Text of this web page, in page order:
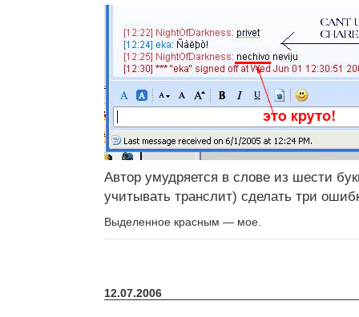
Автор умудряется в слове из шести
учитывать транслит) сделать три
Выделенное красным — мое.
12.07.2006